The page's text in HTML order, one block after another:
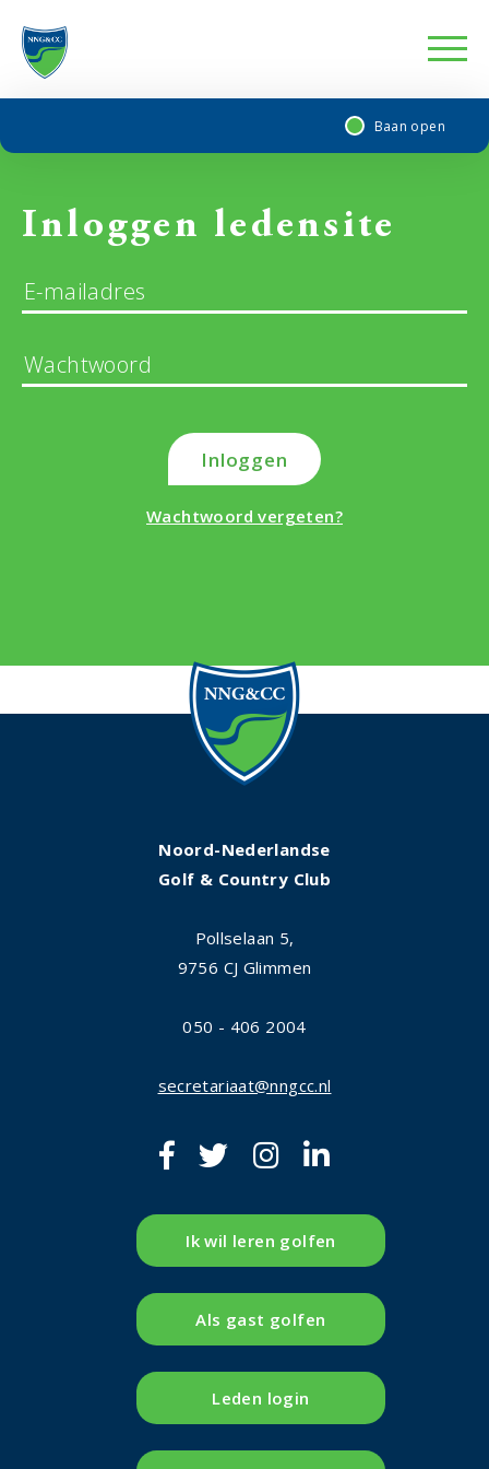
Baan open
Inloggen ledensite
Wachtwoord vergeten?
Inloggen
Noord-Nederlandse
Golf & Country Club
Pollselaan 5,
9756 CJ Glimmen
050 - 406 2004
secretariaat@nngcc.nl
Ik wil leren golfen
Als gast golfen
Leden login